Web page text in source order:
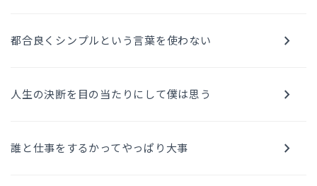
都合良くシンプルという言葉を使わない chevron_right
人生の決断を目の当たりにして僕は思う chevron_right
誰と仕事をするかってやっぱり大事 chevron_right